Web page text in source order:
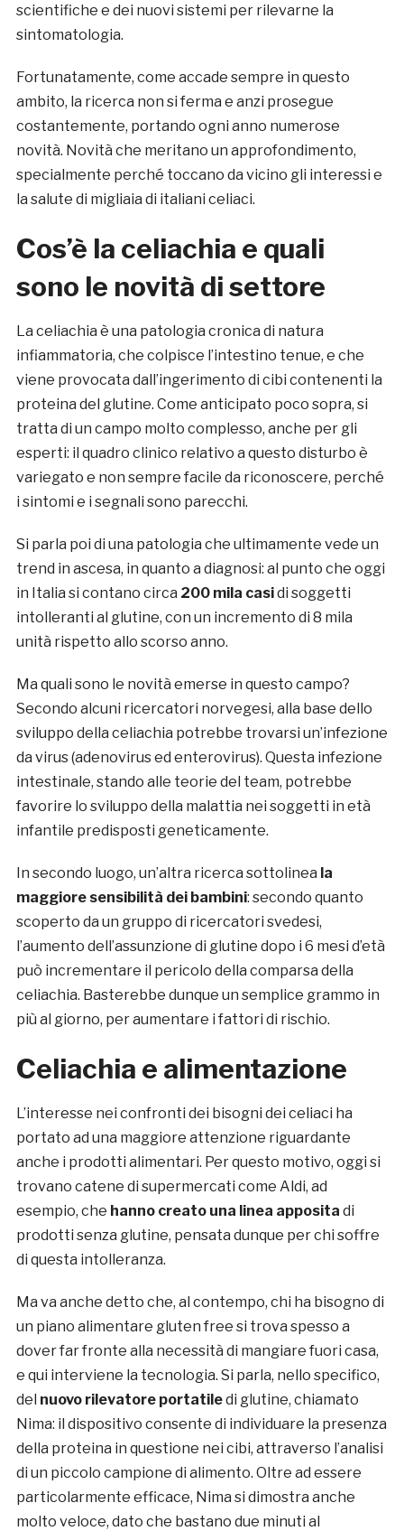
scientifiche e dei nuovi sistemi per rilevarne la
sintomatologia.
Fortunatamente, come accade sempre in questo
ambito, la ricerca non si ferma e anzi prosegue
costantemente, portando ogni anno numerose
novità. Novità che meritano un approfondimento,
specialmente perché toccano da vicino gli interessi e
la salute di migliaia di italiani celiaci.
Cos’è la celiachia e quali
sono le novità di settore
La celiachia è una patologia cronica di natura
infiammatoria, che colpisce l’intestino tenue, e che
viene provocata dall’ingerimento di cibi contenenti la
proteina del glutine. Come anticipato poco sopra, si
tratta di un campo molto complesso, anche per gli
esperti: il quadro clinico relativo a questo disturbo è
variegato e non sempre facile da riconoscere, perché
i sintomi e i segnali sono parecchi.
Si parla poi di una patologia che ultimamente vede un
trend in ascesa, in quanto a diagnosi: al punto che oggi
in Italia si contano circa 200 mila casidi soggetti
intolleranti al glutine, con un incremento di 8 mila
unità rispetto allo scorso anno.
Ma quali sono le novità emerse in questo campo?
Secondo alcuni ricercatori norvegesi, alla base dello
sviluppo della celiachia potrebbe trovarsi un’infezione
da virus (adenovirus ed enterovirus). Questa infezione
intestinale, stando alle teorie del team, potrebbe
favorire lo sviluppo della malattia nei soggetti in età
infantile predisposti geneticamente.
In secondo luogo, un’altra ricerca sottolinea la
maggiore sensibilità dei bambini: secondo quanto
scoperto da un gruppo di ricercatori svedesi,
l’aumento dell’assunzione di glutine dopo i 6 mesi d’età
può incrementare il pericolo della comparsa della
celiachia. Basterebbe dunque un semplice grammo in
più al giorno, per aumentare i fattori di rischio.
Celiachia e alimentazione
L’interesse nei confronti dei bisogni dei celiaci ha
portato ad una maggiore attenzione riguardante
anche i prodotti alimentari. Per questo motivo, oggi si
trovano catene di supermercati come Aldi, ad
esempio, che hanno creato una linea apposita di
prodotti senza glutine, pensata dunque per chi soffre
di questa intolleranza.
Ma va anche detto che, al contempo, chi ha bisogno di
un piano alimentare gluten free si trova spesso a
dover far fronte alla necessità di mangiare fuori casa,
e qui interviene la tecnologia. Si parla, nello specifico,
del nuovo rilevatore portatiledi glutine, chiamato
Nima: il dispositivo consente di individuare la presenza
della proteina in questione nei cibi, attraverso l’analisi
di un piccolo campione di alimento. Oltre ad essere
particolarmente efficace, Nima si dimostra anche
molto veloce, dato che bastano due minuti al